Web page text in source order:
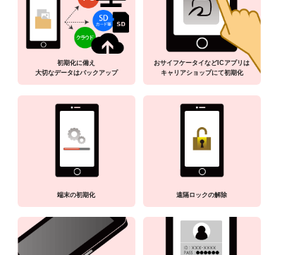
初期化に備え
大切なデータはバックアップ
おサイフケータイなどICアプリは
キャリアショップにて初期化
端末の初期化 遠隔ロックの解除